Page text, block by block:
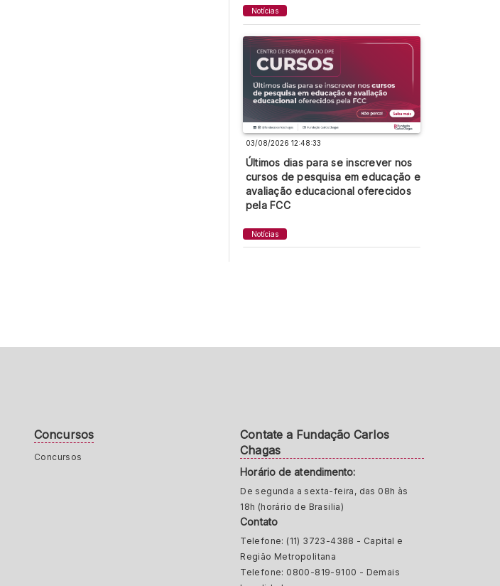
Notícias
03/08/2026 12:48:33
Últimos dias para se inscrever nos
cursos de pesquisa em educação e
avaliação educacional oferecidos
pela FCC
Notícias
Concursos
Concursos
Contate a Fundação Carlos
Chagas
Horário de atendimento:
De segunda a sexta-feira, das 08h às
18h (horário de Brasilia)
Contato
Telefone: (11) 3723-4388 - Capital e
Região Metropolitana
Telefone: 0800-819-9100 - Demais